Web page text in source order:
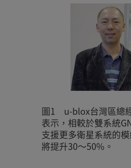
圖1 u-blox台灣區總
表示，相較於雙系統
支援更多衛星系統的
將提升30～50%。